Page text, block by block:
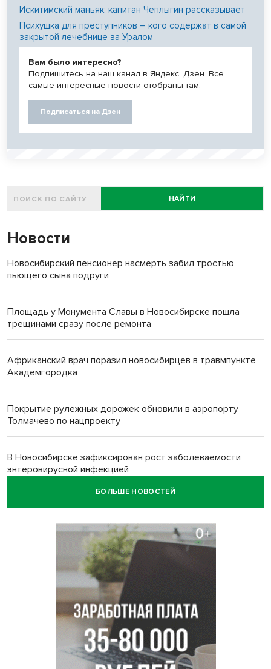
Искитимский маньяк: капитан Чеплыгин рассказывает
Психушка для преступников – кого содержат в самой
закрытой лечебнице за Уралом
Вам было интересно?
Подпишитесь на наш канал в Яндекс. Дзен. Все
самые интересные новости отобраны там.
Подписаться на Дзен
НАЙТИ
Новости
Новосибирский пенсионер насмерть забил тростью
пьющего сына подруги
Площадь у Монумента Славы в Новосибирске пошла
трещинами сразу после ремонта
Африканский врач поразил новосибирцев в травмпункте
Академгородка
Покрытие рулежных дорожек обновили в аэропорту
Толмачево по нацпроекту
В Новосибирске зафиксирован рост заболеваемости
энтеровирусной инфекцией
БОЛЬШЕ НОВОСТЕЙ